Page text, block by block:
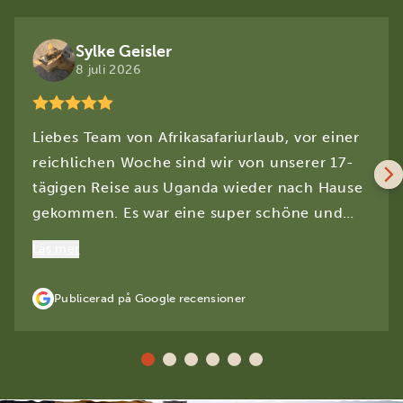
Sylke Geisler
8 juli 2026
Liebes Team von Afrikasafariurlaub, vor einer
reichlichen Woche sind wir von unserer 17-
tägigen Reise aus Uganda wieder nach Hause
gekommen. Es war eine super schöne und
beeindruckende Reise. Uganda ist in jeder
Hinsicht eine Perle. Alles hat super geklappt.
Wir haben die Reise trotz der Warnungen,
dass Ebola angetreten ist, nicht bereut.
das Land kann wieder mehr Touristen
Publicerad på Google recensioner